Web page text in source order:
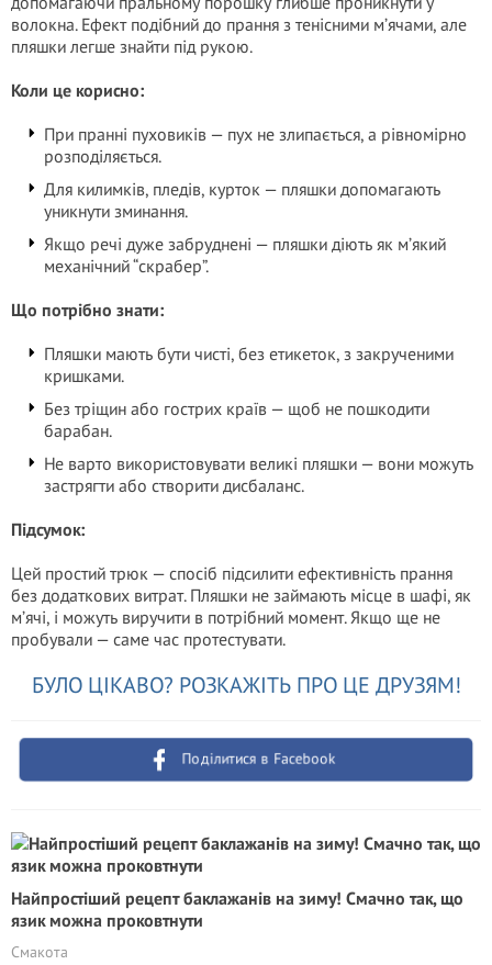
волокна. Ефект подібний до прання з тенісними м’ячами, але
пляшки легше знайти під рукою.
Коли це корисно:
При пранні пуховиків — пух не злипається, а рівномірно
розподіляється.
Для килимків, пледів, курток — пляшки допомагають
уникнути зминання.
Якщо речі дуже забруднені — пляшки діють як м’який
механічний “скрабер”.
Що потрібно знати:
Пляшки мають бути чисті, без етикеток, з закрученими
кришками.
Без тріщин або гострих країв — щоб не пошкодити
барабан.
Не варто використовувати великі пляшки — вони можуть
застрягти або створити дисбаланс.
Підсумок:
Цей простий трюк — спосіб підсилити ефективність прання
без додаткових витрат. Пляшки не займають місце в шафі, як
м’ячі, і можуть виручити в потрібний момент. Якщо ще не
пробували — саме час протестувати.
БУЛО ЦІКАВО? РОЗКАЖІТЬ ПРО ЦЕ ДРУЗЯМ!
Поділитися в Facebook
Найпростіший рецепт баклажанів на зиму! Смачно так, що
язик можна проковтнути
Смакота